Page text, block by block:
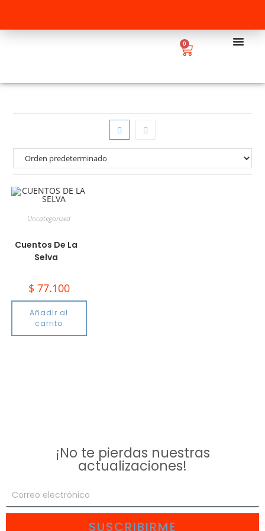
0
Uncategorized
Cuentos De La
Selva
$ 77.100
Añadir al
carrito
¡No te pierdas nuestras
actualizaciones!
SUSCRIBIRME